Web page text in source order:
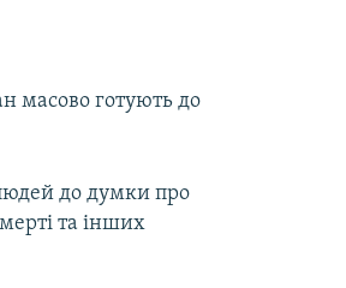
масово готують до
до думки про
та інших